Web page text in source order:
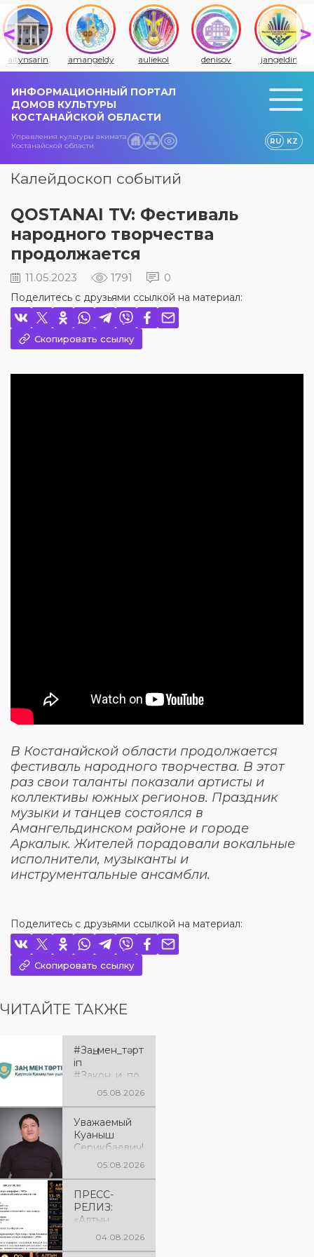
altynsarin amangeldy auliekol denisov jangeldin
ИНФОРМАЦИОННЫЙ ПОРТАЛ
ДОМОВ КУЛЬТУРЫ
КОСТАНАЙСКОЙ ОБЛАСТИ
Управления культуры акимата
Костанайской области
RU KZ
Калейдоскоп событий
QOSTANAI TV: Фестиваль
народного творчества
продолжается
11.05.2023 1791 0
Поделитесь с друзьями ссылкой на материал:
Скопировать ссылку
В Костанайской области продолжается
фестиваль народного творчества. В этот
раз свои таланты показали артисты и
коллективы южных регионов. Праздник
музыки и танцев состоялся в
Амангельдинском районе и городе
Аркалык. Жителей порадовали вокальные
исполнители, музыканты и
инструментальные ансамбли.
Поделитесь с друзьями ссылкой на материал:
Скопировать ссылку
ЧИТАЙТЕ ТАКЖЕ
#Заң_мен_тәрт
іп
#Закон_и_по
рядок05.08.2026
Уважаемый
Куаныш
Серикбаевич!
От всей
Вас с днём
рождения!
05.08.2026
ПРЕСС-
РЕЛИЗ:
«Алтын
микрофон –
04.08.2026